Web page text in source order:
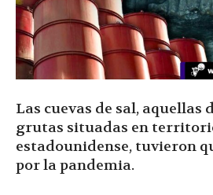
|
Las cuevas de sal, aquellas
grutas situadas en
estadounidense, tuvieron
por la pandemia.